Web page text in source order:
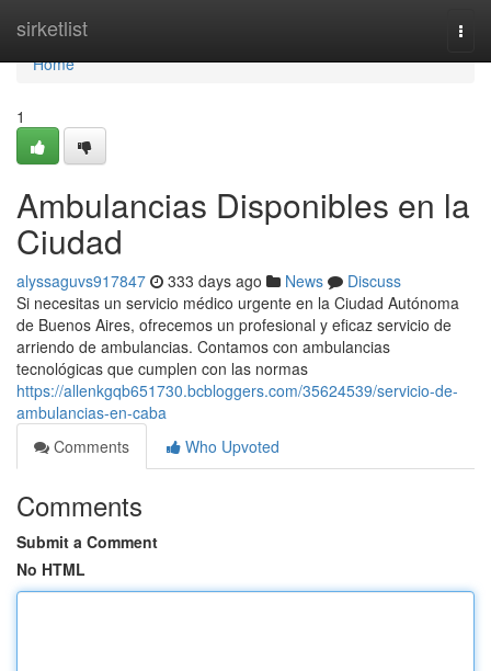
sirketlist
Home
Home
1
Ambulancias Disponibles en la
Ciudad
alyssaguvs917847 333 days ago News
Discuss
Si necesitas un servicio médico urgente en la Ciudad Autónoma
de Buenos Aires, ofrecemos un profesional y eficaz servicio de
arriendo de ambulancias. Contamos con ambulancias
tecnológicas que cumplen con las normas
https://allenkgqb651730.bcbloggers.com/35624539/servicio-de-
ambulancias-en-caba
Comments
Who Upvoted
Comments
Submit a Comment
No HTML